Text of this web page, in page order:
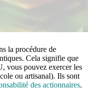
la procédure de
Cela signifie que
vous pouvez exercer les
ou artisanal). Ils sont
des actionnaires.